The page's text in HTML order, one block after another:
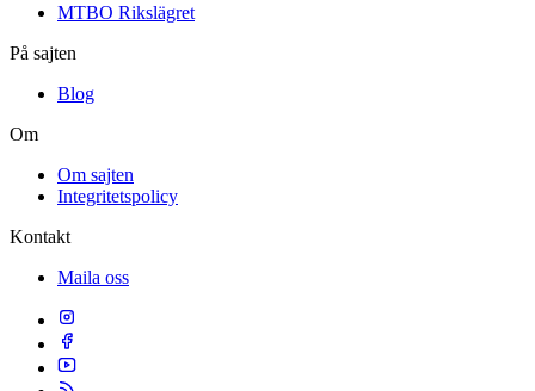
MTBO Rikslägret
På sajten
Blog
Om
Om sajten
Integritetspolicy
Kontakt
Maila oss